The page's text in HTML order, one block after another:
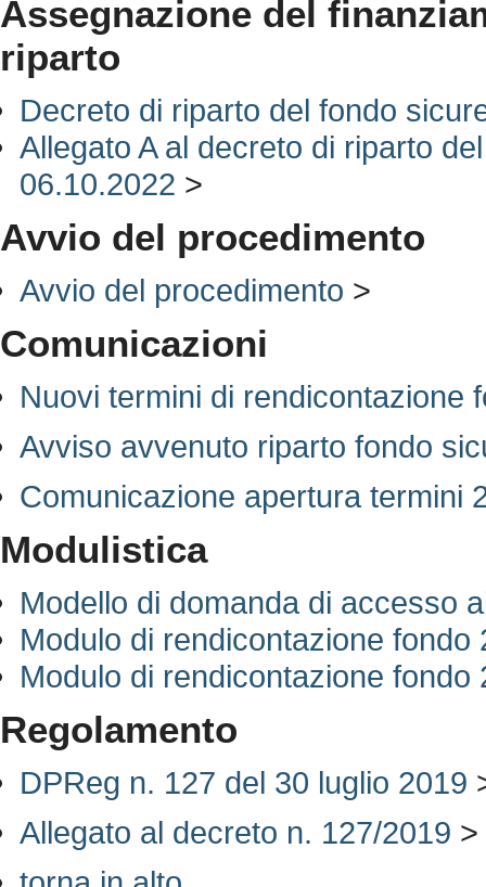
Assegnazione del
riparto
Decreto di riparto del fondo
Allegato A al decreto di riparto
06.10.2022 >
Avvio del procedimento
Avvio del procedimento >
Comunicazioni
Nuovi termini di rendicontazione
Avviso avvenuto riparto fondo
Comunicazione apertura termini
Modulistica
Modello di domanda di accesso
Modulo di rendicontazione fondo
Modulo di rendicontazione
Regolamento
DPReg n. 127 del 30 luglio 2019
Allegato al decreto n. 127/2019 >